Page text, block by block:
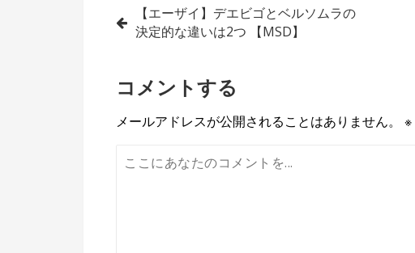
投
稿
ナ
ビ
ー
【エーザイ】デエビゴとベルソムラの
決定的な違いは2つ 【MSD】
コメントする
メールアドレスが公開されることはありません。 ※